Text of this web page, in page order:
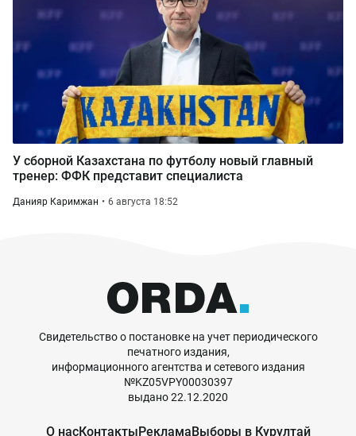
У сборной Казахстана по футболу новый главный
тренер: ФФК представит специалиста
Данияр Каримжан 6 августа 18:52
Свидетельство о постановке на учет периодического
печатного издания,
информационного агентства и сетевого издания
№KZ05VPY00030397
выдано 22.12.2020
О насКонтактыРекламаВыборы в Курултай